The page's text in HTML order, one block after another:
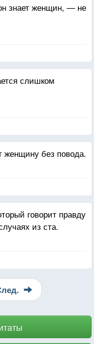
знает женщин, — не
слишком
женщину без повода.
говорит правду
из ста.